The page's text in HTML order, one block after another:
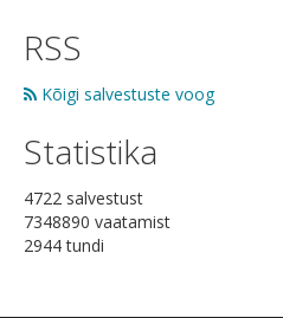
RSS
Kõigi salvestuste voog
Statistika
4722 salvestust
7348890 vaatamist
2944 tundi